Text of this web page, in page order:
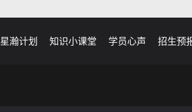
星瀚计划 知识小课堂 学员心声 招生预